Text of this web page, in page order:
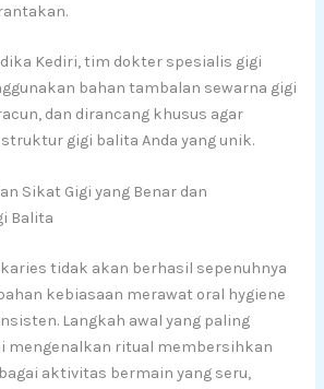
Kediri, tim dokter spesialis gigi
bahan tambalan sewarna gigi
dan dirancang khusus agar
gigi balita Anda yang unik.
Sikat Gigi yang Benar dan
Balita
tidak akan berhasil sepenuhnya
kebiasaan merawat oral hygiene
Langkah awal yang paling
mengenalkan ritual membersihkan
aktivitas bermain yang seru,